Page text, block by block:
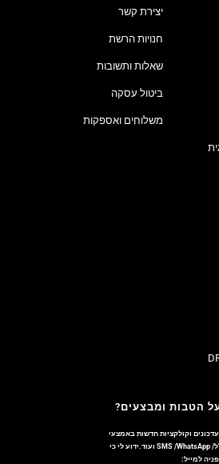
יצירת קשר
חנויות הרשת
שאלות ותשובות
ביטול עסקה
משלוחים ואספקות
הטבות ומבצעים?
וקולקציות חדשות באמצעי
התקשורת והטכנולוגיה השונים כגון: דוא"ל/ SMS /WhatsApp ועוד.ידוע לי כי
למייל: